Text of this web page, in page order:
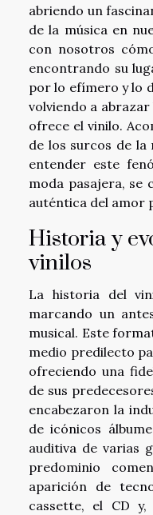
abriendo un
de la música en
con nosotros
encontrando su
por lo efímero y lo
volviendo a
ofrece el vinilo.
de los surcos de la
entender este
moda pasajera, se
auténtica del amor
Historia y
vinilos
La historia del
marcando un
musical. Este
medio predilecto
ofreciendo una
de sus
encabezaron la
de icónicos
auditiva de varias
predominio
aparición de
cassette, el CD